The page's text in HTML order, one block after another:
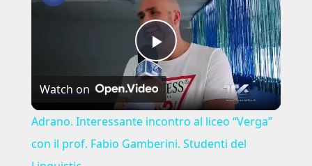
Play
Video
Watch on
Adrano. Interessante incontro al liceo “Verga”
con il prof. Fabio Gamberini. Studenti del